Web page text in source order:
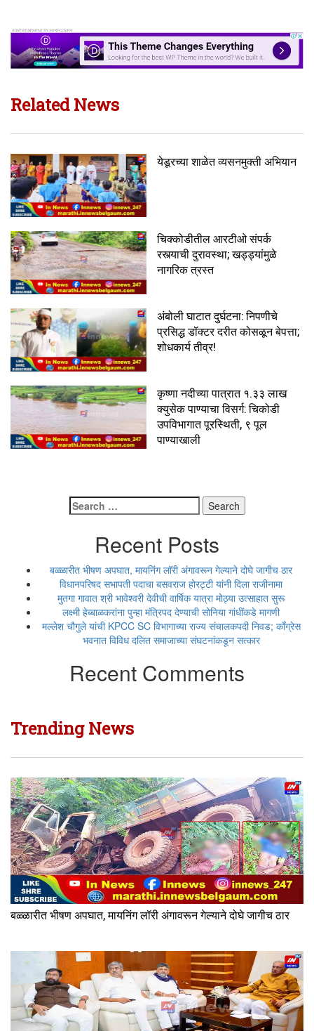
Related News
येडूरच्या शाळेत व्यसनमुक्ती अभियान
चिक्कोडीतील आरटीओ संपर्क
रस्त्याची दुरावस्था; खड्ड्यांमुळे
नागरिक त्रस्त
अंबोली घाटात दुर्घटना: निपणीचे
प्रसिद्ध डॉक्टर दरीत कोसळून बेपत्ता;
शोधकार्य तीव्र!
कृष्णा नदीच्या पात्रात १.३३ लाख
क्युसेक पाण्याचा विसर्ग: चिकोडी
उपविभागात पूरस्थिती, ९ पूल
पाण्याखाली
Search
for:
Recent Posts
बळ्ळारीत भीषण अपघात, मायनिंग लॉरी अंगावरून गेल्याने दोघे जागीच ठार
विधानपरिषद सभापती पदाचा बसवराज होरट्टी यांनी दिला राजीनामा
मुतगा गावात श्री भावेश्वरी देवीची वार्षिक यात्रा मोठ्या उत्साहात सुरू
लक्ष्मी हेब्बाळकरांना पुन्हा मंत्रिपद देण्याची सोनिया गांधींकडे मागणी
मल्लेश चौगुले यांची KPCC SC विभागाच्या राज्य संचालकपदी निवड; काँग्रेस
भवनात विविध दलित समाजाच्या संघटनांकडून सत्कार
Recent Comments
Trending News
बळ्ळारीत भीषण अपघात, मायनिंग लॉरी अंगावरून गेल्याने दोघे जागीच ठार